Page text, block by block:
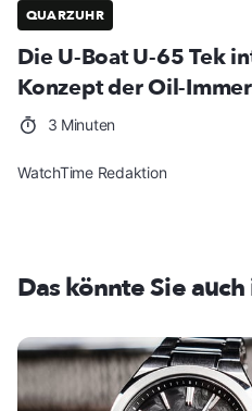
QUARZUHR
Die U-Boat U-65 Tek
Konzept der Oil-
3 Minuten
WatchTime Redaktion
Das könnte Sie